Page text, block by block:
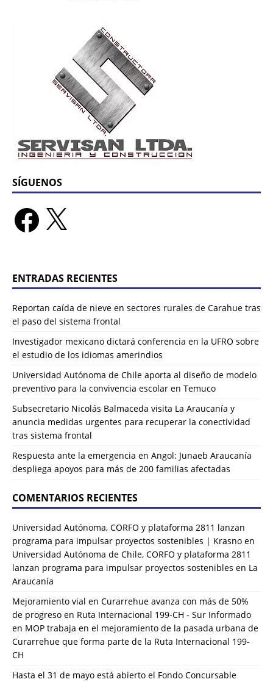
SÍGUENOS
ENTRADAS RECIENTES
Reportan caída de nieve en sectores rurales de Carahue tras
el paso del sistema frontal
Investigador mexicano dictará conferencia en la UFRO sobre
el estudio de los idiomas amerindios
Universidad Autónoma de Chile aporta al diseño de modelo
preventivo para la convivencia escolar en Temuco
Subsecretario Nicolás Balmaceda visita La Araucanía y
anuncia medidas urgentes para recuperar la conectividad
tras sistema frontal
Respuesta ante la emergencia en Angol: Junaeb Araucanía
despliega apoyos para más de 200 familias afectadas
COMENTARIOS RECIENTES
Universidad Autónoma, CORFO y plataforma 2811 lanzan
programa para impulsar proyectos sostenibles | Krasno en
Universidad Autónoma de Chile, CORFO y plataforma 2811
lanzan programa para impulsar proyectos sostenibles en La
Araucanía
Mejoramiento vial en Curarrehue avanza con más de 50%
de progreso en Ruta Internacional 199-CH - Sur Informado
en MOP trabaja en el mejoramiento de la pasada urbana de
Curarrehue que forma parte de la Ruta Internacional 199-
CH
Hasta el 31 de mayo está abierto el Fondo Concursable